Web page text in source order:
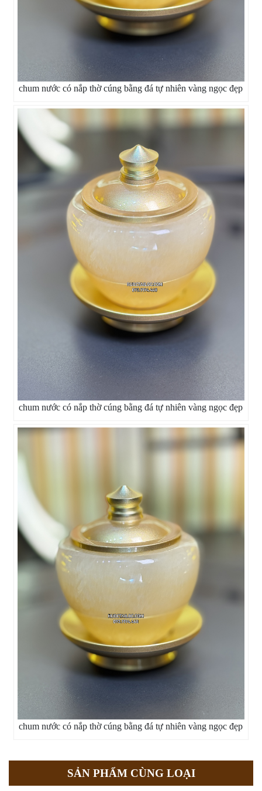
chum nước có nắp thờ cúng bằng đá tự nhiên vàng ngọc đẹp
chum nước có nắp thờ cúng bằng đá tự nhiên vàng ngọc đẹp
chum nước có nắp thờ cúng bằng đá tự nhiên vàng ngọc đẹp
SẢN PHẨM CÙNG LOẠI